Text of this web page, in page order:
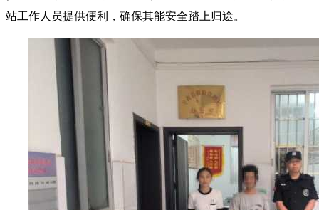
站工作人员提供便利，确保其能安全踏上归途。